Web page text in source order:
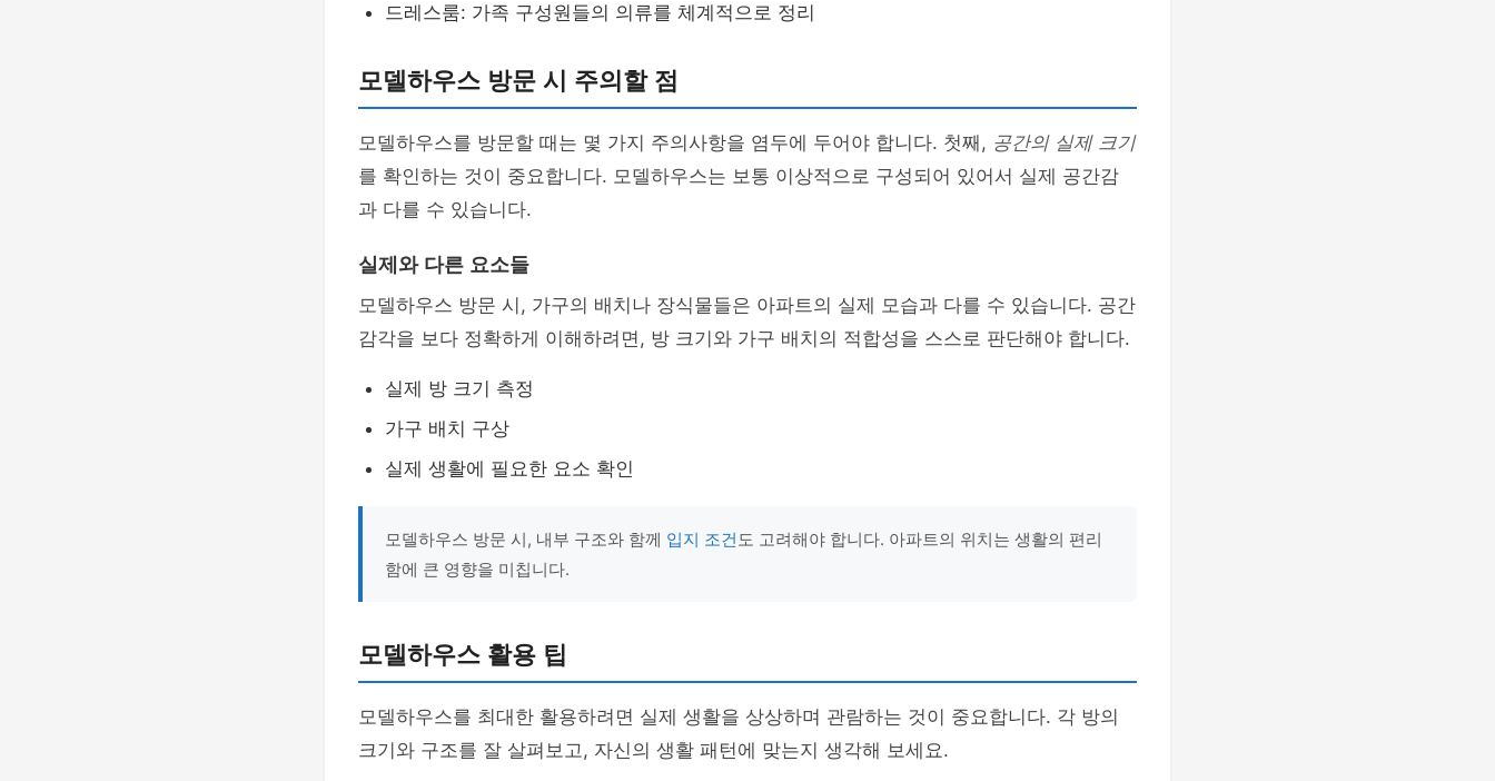
드레스룸: 가족 구성원들의 의류를 체계적으로 정리
모델하우스 방문 시 주의할 점
모델하우스를 방문할 때는 몇 가지 주의사항을 염두에 두어야 합니다. 첫째, 공간의 실제 크기
를 확인하는 것이 중요합니다. 모델하우스는 보통 이상적으로 구성되어 있어서 실제 공간감
과 다를 수 있습니다.
실제와 다른 요소들
모델하우스 방문 시, 가구의 배치나 장식물들은 아파트의 실제 모습과 다를 수 있습니다. 공간
감각을 보다 정확하게 이해하려면, 방 크기와 가구 배치의 적합성을 스스로 판단해야 합니다.
실제 방 크기 측정
가구 배치 구상
실제 생활에 필요한 요소 확인
모델하우스 방문 시, 내부 구조와 함께 입지 조건도 고려해야 합니다. 아파트의 위치는 생활의 편리
함에 큰 영향을 미칩니다.
모델하우스 활용 팁
모델하우스를 최대한 활용하려면 실제 생활을 상상하며 관람하는 것이 중요합니다. 각 방의
크기와 구조를 잘 살펴보고, 자신의 생활 패턴에 맞는지 생각해 보세요.